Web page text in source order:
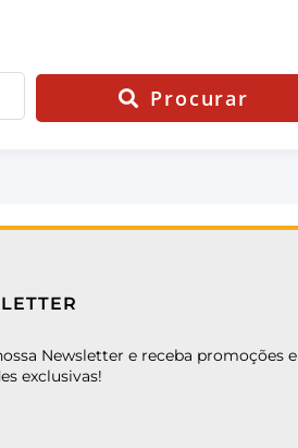
Procurar
Newsletter e receba promoções e
exclusivas!